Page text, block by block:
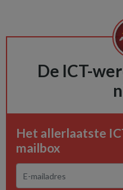
De ICT-
Het allerlaatste
mailbox